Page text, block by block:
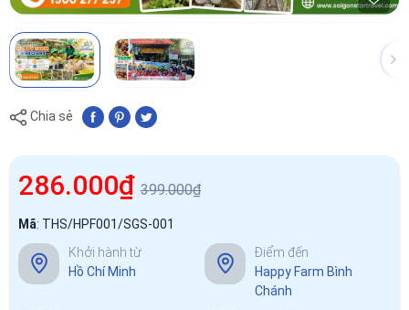
Chia sẻ
286.000₫ 399.000₫
Mã: THS/HPF001/SGS-001
Khởi hành từ
Hồ Chí Minh
Điểm đến
Happy Farm Bình
Chánh